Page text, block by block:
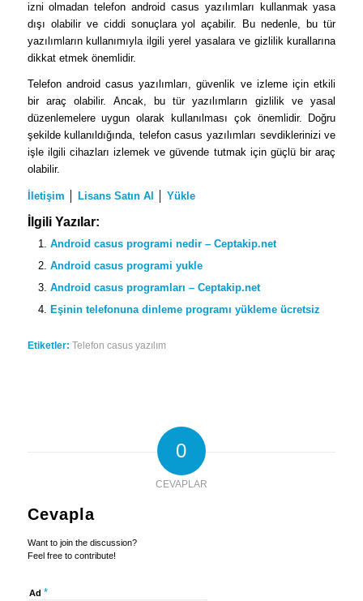
izni olmadan telefon android casus yazılımları kullanmak yasa
dışı olabilir ve ciddi sonuçlara yol açabilir. Bu nedenle, bu tür
yazılımların kullanımıyla ilgili yerel yasalara ve gizlilik kurallarına
dikkat etmek önemlidir.
Telefon android casus yazılımları, güvenlik ve izleme için etkili
bir araç olabilir. Ancak, bu tür yazılımların gizlilik ve yasal
düzenlemelere uygun olarak kullanılması çok önemlidir. Doğru
şekilde kullanıldığında, telefon casus yazılımları sevdiklerinizi ve
işle ilgili cihazları izlemek ve güvende tutmak için güçlü bir araç
olabilir.
İletişim Lisans Satın Al Yükle
İlgili Yazılar:
Android casus programi nedir – Ceptakip.net
Android casus programi yukle
Android casus programları – Ceptakip.net
Eşinin telefonuna dinleme programı yükleme ücretsiz
Etiketler: Telefon casus yazılım
0
CEVAPLAR
Cevapla
Want to join the discussion?
Feel free to contribute!
Ad *